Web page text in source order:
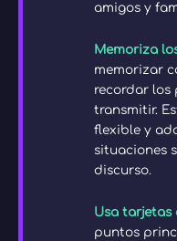
amigos y
Memoriza
memorizar
recordar los
transmitir.
flexible y
situaciones
discurso.
Usa tarjetas
puntos